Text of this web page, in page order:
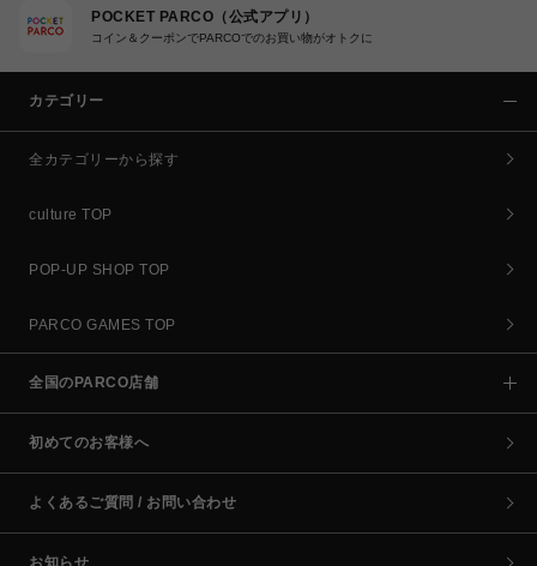
POCKET PARCO（公式アプリ）
コイン＆クーポンでPARCOでのお買い物がオトクに
カテゴリー
全カテゴリーから探す
culture TOP
POP-UP SHOP TOP
PARCO GAMES TOP
全国のPARCO店舗
初めてのお客様へ
よくあるご質問 / お問い合わせ
お知らせ